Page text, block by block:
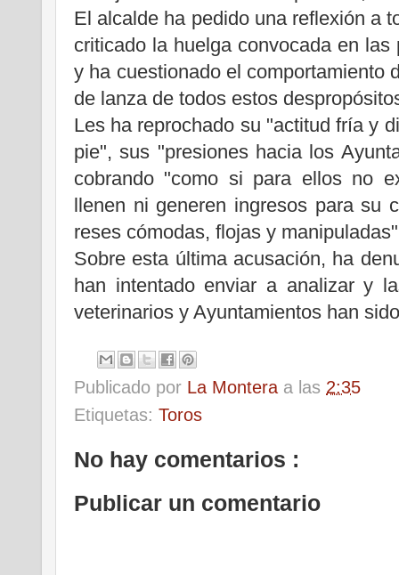
El alcalde ha pedido una reflexión a
criticado la huelga convocada en
y ha cuestionado el comportamiento
de lanza de todos estos
Les ha reprochado su "actitud fría y
pie", sus "presiones hacia los
cobrando "como si para ellos no
llenen ni generen ingresos para su
reses cómodas, flojas y
Sobre esta última acusación, ha
han intentado enviar a analizar y
veterinarios y Ayuntamientos han
Publicado por La Montera a las 2:35
Etiquetas: Toros
No hay comentarios :
Publicar un comentario